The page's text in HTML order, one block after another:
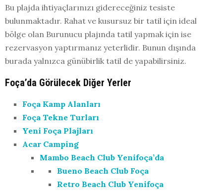
Bu plajda ihtiyaçlarınızı gidereceğiniz tesiste
bulunmaktadır. Rahat ve kusursuz bir tatil için ideal
bölge olan Burunucu plajında tatil yapmak için ise
rezervasyon yaptırmanız yeterlidir. Bunun dışında
burada yalnızca günübirlik tatil de yapabilirsiniz.
Foça’da Görülecek Diğer Yerler
Foça Kamp Alanları
Foça Tekne Turları
Yeni Foça Plajları
Acar Camping
Mambo Beach Club Yenifoça’da
Bueno Beach Club Foça
Retro Beach Club Yenifoça